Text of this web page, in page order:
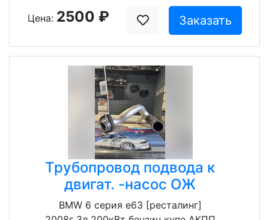
Цена: 2500 ₽ Заказать
Трубопровод подвода к
двигат. -насос ОЖ
BMW 6 серия e63 [ресталинг]